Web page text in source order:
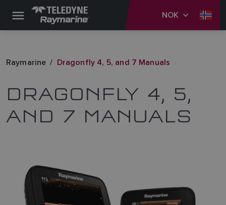
NOK
Raymarine Dragonfly 4, 5, and 7 Manuals
DRAGONFLY 4, 5,
AND 7 MANUALS